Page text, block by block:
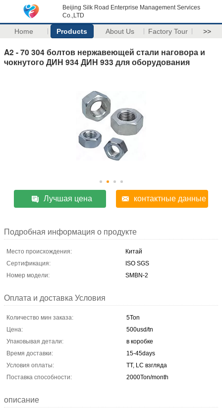
Beijing Silk Road Enterprise Management Services
Co.,LTD
Home Products About Us Factory Tour >>
A2 - 70 304 болтов нержавеющей стали наговора и
чокнутого ДИН 934 ДИН 933 для оборудования
Лучшая цена контактные данные
Подробная информация о продукте
Место происхождения:
Китай
Сертификация:
ISO SGS
Номер модели:
SMBN-2
Оплата и доставка Условия
Количество мин заказа:
5Ton
Цена:
500usd/tn
Упаковывая детали:
в коробке
Время доставки:
15-45days
Условия оплаты:
TT, LC взгляда
Поставка способности:
2000Ton/month
описание